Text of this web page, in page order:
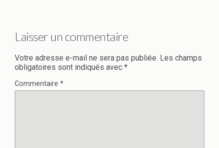
Laisser un commentaire
Votre adresse e-mail ne sera pas publiée. Les champs
obligatoires sont indiqués avec *
Commentaire *